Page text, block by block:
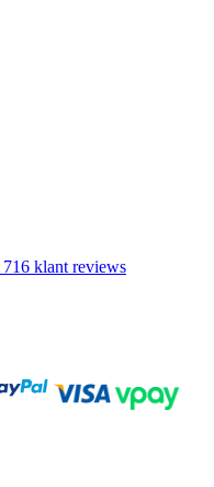
716 klant reviews